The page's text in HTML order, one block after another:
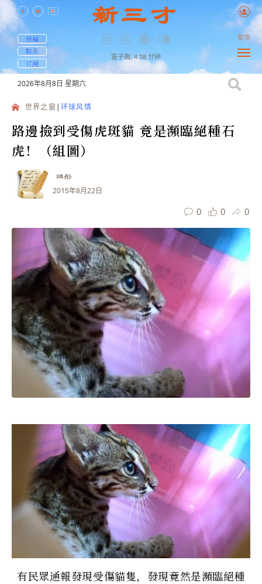
投稿
联系
订阅
笛子曲, 4:38 分钟
繁体
2026年8月8日 星期六
世界之窗 环球风情
路邊撿到受傷虎斑貓 竟是瀕臨絕種石
虎！（組圖）
瑀彤
2015年8月22日
0 0 0
有民眾通報發現受傷貓隻，發現竟然是瀕臨絕種